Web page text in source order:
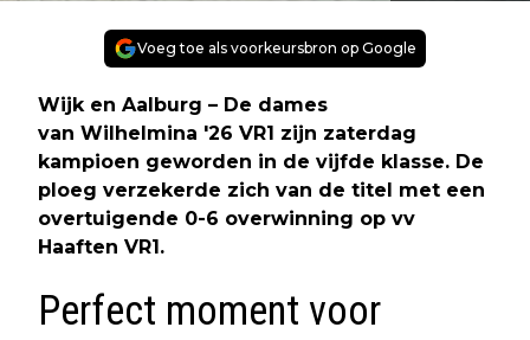
Voeg toe als voorkeursbron op Google
Wijk en Aalburg – De dames
van Wilhelmina '26 VR1 zijn zaterdag
kampioen geworden in de vijfde klasse. De
ploeg verzekerde zich van de titel met een
overtuigende 0-6 overwinning op vv
Haaften VR1.
Perfect moment voor